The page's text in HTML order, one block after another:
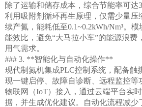
除了运输和储存成本，综合节能率可达
利用吸附剂循环再生原理，仅需少量压
续产氮，能耗低至0.1~0.2kWh/Nm³。
能效比，避免“大马拉小车”的能源浪费
用气需求。
### 3. **智能化与自动化操作**
现代制氮机集成PLC控制系统，配备触
现一键启停、故障自诊断、远程监控等
物联网（IoT）接入，通过云端平台实
据，并生成优化建议。自动化流程减少